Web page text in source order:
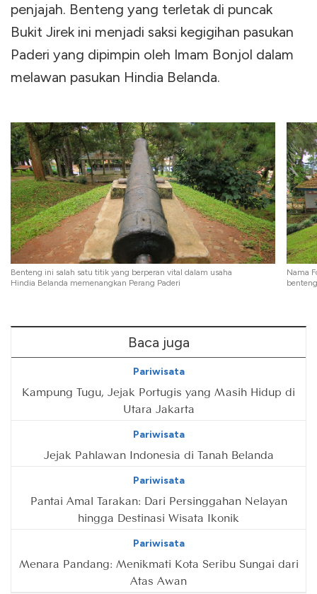
penjajah. Benteng yang terletak di puncak
Bukit Jirek ini menjadi saksi kegigihan pasukan
Paderi yang dipimpin oleh Imam Bonjol dalam
melawan pasukan Hindia Belanda.
Benteng ini salah satu titik yang berperan vital dalam usaha
Hindia Belanda memenangkan Perang Paderi
Nama
Baca juga
Pariwisata
Kampung Tugu, Jejak Portugis yang Masih Hidup di
Utara Jakarta
Pariwisata
Jejak Pahlawan Indonesia di Tanah Belanda
Pariwisata
Pantai Amal Tarakan: Dari Persinggahan Nelayan
hingga Destinasi Wisata Ikonik
Pariwisata
Menara Pandang: Menikmati Kota Seribu Sungai dari
Atas Awan